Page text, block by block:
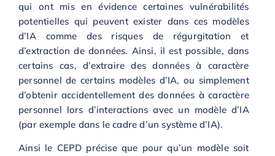
qui ont mis en évidence certaines vulnérabilités
potentielles qui peuvent exister dans ces modèles
d’IA comme des risques de régurgitation et
d’extraction de données. Ainsi, il est possible, dans
certains cas, d’extraire des données à caractère
personnel de certains modèles d’IA, ou simplement
d’obtenir accidentellement des données à caractère
personnel lors d’interactions avec un modèle d’IA
(par exemple dans le cadre d’un système d’IA).
Ainsi le CEPD précise que pour qu’un modèle soit